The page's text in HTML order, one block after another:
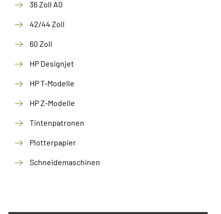
36 Zoll A0
42/44 Zoll
60 Zoll
HP Designjet
HP T-Modelle
HP Z-Modelle
Tintenpatronen
Plotterpapier
Schneidemaschinen